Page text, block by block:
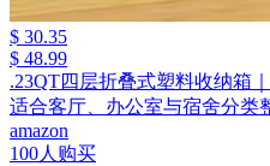
$ 30.35
$ 48.99
.23QT四层折叠式塑料收纳箱
适合客厅、办公室与宿舍分类
amazon
100人购买